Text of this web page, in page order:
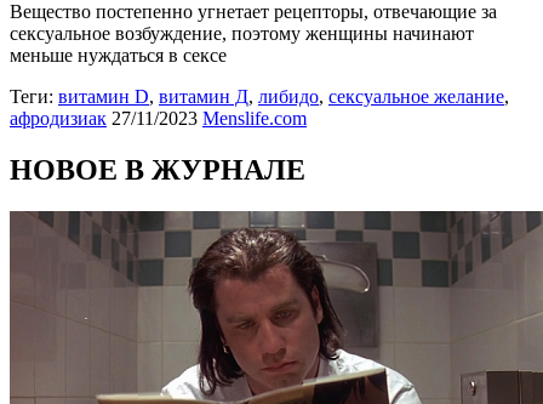
Вещество постепенно угнетает рецепторы, отвечающие за
сексуальное возбуждение, поэтому женщины начинают
меньше нуждаться в сексе
Теги: витамин D, витамин Д, либидо, сексуальное желание,
афродизиак 27/11/2023 Menslife.com
НОВОЕ В ЖУРНАЛЕ